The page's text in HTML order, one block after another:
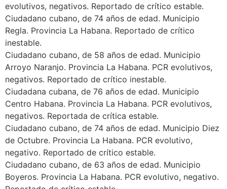
evolutivos, negativos. Reportado de crítico estable.
Ciudadano cubano, de 74 años de edad. Municipio
Regla. Provincia La Habana. Reportado de crítico
inestable.
Ciudadano cubano, de 58 años de edad. Municipio
Arroyo Naranjo. Provincia La Habana. PCR evolutivos,
negativos. Reportado de crítico inestable.
Ciudadana cubana, de 76 años de edad. Municipio
Centro Habana. Provincia La Habana. PCR evolutivos,
negativos. Reportada de crítica estable.
Ciudadano cubano, de 74 años de edad. Municipio Diez
de Octubre. Provincia La Habana. PCR evolutivo,
negativo. Reportado de crítico estable.
Ciudadano cubano, de 63 años de edad. Municipio
Boyeros. Provincia La Habana. PCR evolutivo, negativo.